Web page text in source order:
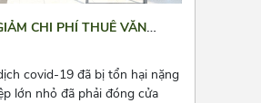
CHI PHÍ THUÊ VĂN
covid-19 đã bị tổn hại nặng
lớn nhỏ đã phải đóng cửa